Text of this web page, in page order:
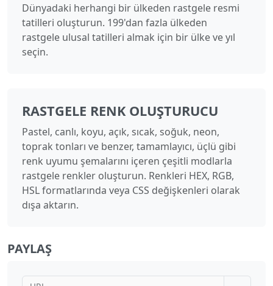
Dünyadaki herhangi bir ülkeden rastgele resmi
tatilleri oluşturun. 199'dan fazla ülkeden
rastgele ulusal tatilleri almak için bir ülke ve yıl
seçin.
RASTGELE RENK OLUŞTURUCU
Pastel, canlı, koyu, açık, sıcak, soğuk, neon,
toprak tonları ve benzer, tamamlayıcı, üçlü gibi
renk uyumu şemalarını içeren çeşitli modlarla
rastgele renkler oluşturun. Renkleri HEX, RGB,
HSL formatlarında veya CSS değişkenleri olarak
dışa aktarın.
PAYLAŞ